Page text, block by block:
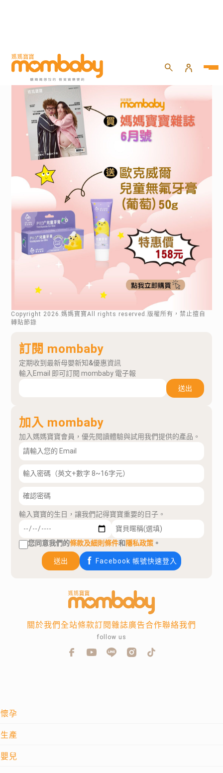
Copyright 2026 .媽媽寶寶All rights reserved.版權所有，禁止擅自
轉貼節錄
訂閱 mombaby
定期收到最新母嬰新知&優惠資訊
輸入Email 即可訂閱 mombaby 電子報
送出
加入 mombaby
加入媽媽寶寶會員，優先閱讀體驗與試用我們提供的產品。
輸入寶寶的生日，讓我們記得寶寶重要的日子。
您同意我們的條款及細則條件和隱私政策 。
送出 Facebook 帳號快速登入
懷孕
生產
嬰兒
關於我們全站條款訂閱雜誌廣告合作聯絡我們
follow us